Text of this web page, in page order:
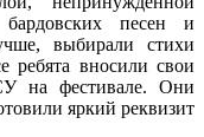
бардовских песен и
выбирали стихи
ребята вносили свои
на фестивале. Они
яркий реквизит